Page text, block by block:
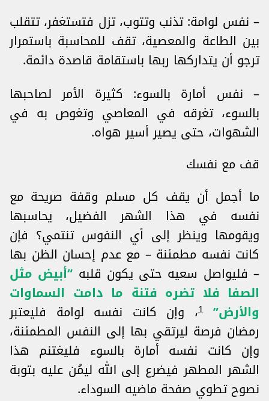
– نفس لوامة: تذنب وتتوب، تزل فتستغفر، تتقلب
بين الطاعة والمعصية، تقف للمحاسبة باستمرار
ترجو أن يتداركها ربها باستقامة قاصدة دائمة.
– نفس أمارة بالسوء: كثيرة الأمر لصاحبها
بالسوء، تغرقه في المعاصي وتغوص به في
الشهوات، حتى يصير أسير هواه.
قف مع نفسك
ما أجمل أن يقف كل مسلم وقفة صريحة مع
نفسه في هذا الشهر الفضيل، يحاسبها
ويقومها وينظر إلى أي النفوس تنتمي؟ فإن
كانت نفسه مطمئنة – مع عدم إحسان الظن بها
– فليواصل سعيه حتى يكون قلبه “أبيض مثل
الصفا فلا تضره فتنة ما دامت السماوات
والأرض” 1، وإن كانت نفسه لوامة فليعتبر
رمضان فرصة ليرتقي بها إلى النفس المطمئنة،
وإن كانت نفسه أمارة بالسوء فليغتنم هذا
الشهر المطهر فيضرع إلى الله ليمُن عليه بتوبة
نصوح تطوي صفحة ماضيه السوداء.